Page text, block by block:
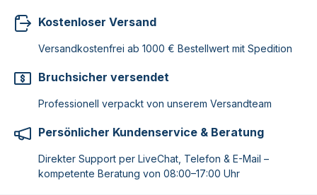
Kostenloser Versand
Versandkostenfrei ab 1000 € Bestellwert mit Spedition
Bruchsicher versendet
Professionell verpackt von unserem Versandteam
Persönlicher Kundenservice & Beratung
Direkter Support per LiveChat, Telefon & E-Mail –
kompetente Beratung von 08:00–17:00 Uhr